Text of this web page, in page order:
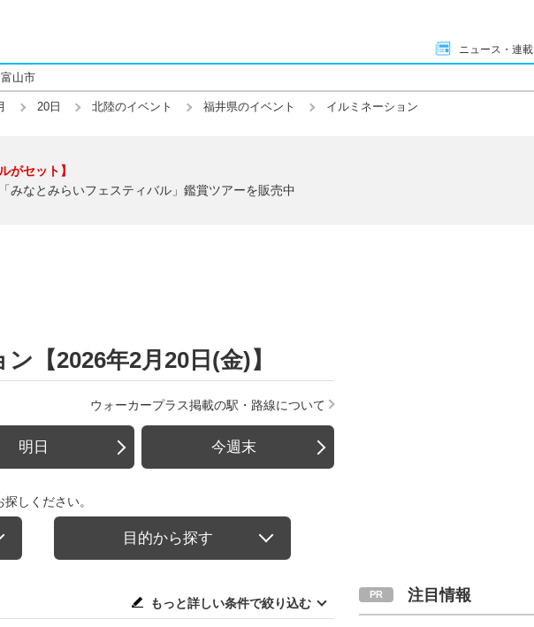
ニュース・連載
富山市
20日 北陸のイベント 福井県のイベント イルミネーション
がセット】
みなとみらいフェスティバル」鑑賞ツアーを販売中
【2026年2月20日(金)】
ウォーカープラス掲載の駅・路線について
明日 今週末
しください。
目的から探す
もっと詳しい条件で絞り込む 注目情報